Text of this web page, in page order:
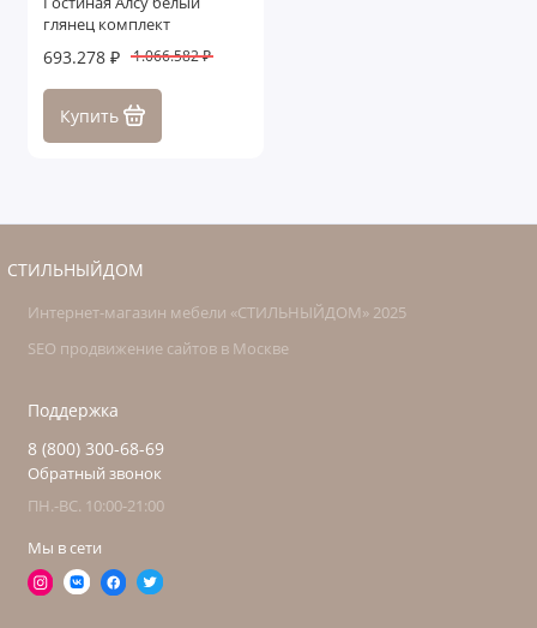
глянец комплект
693.278 ₽ 1.066.582 ₽
Купить
СТИЛЬНЫЙДОМ
Интернет-магазин мебели «СТИЛЬНЫЙДОМ» 2025
SEO продвижение сайтов в Москве
Поддержка
8 (800) 300-68-69
Обратный звонок
ПН.-ВС. 10:00-21:00
Мы в сети